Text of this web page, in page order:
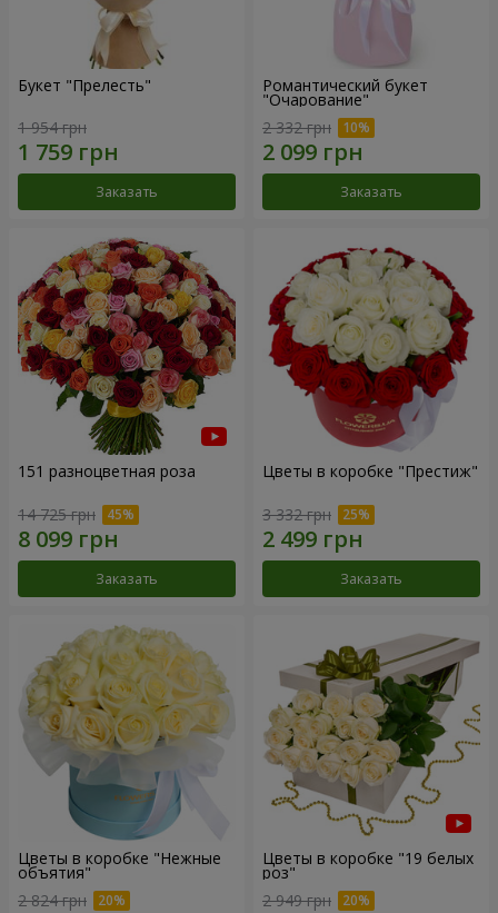
Букет "Прелесть"
1 954 грн
Заказать
Романтический букет
"Очарование"
2 332 грн
Заказать
151 разноцветная роза
14 725 грн
Заказать
Цветы в коробке "Престиж"
3 332 грн
Заказать
Цветы в коробке "Нежные
объятия"
2 824 грн
Цветы в коробке "19 белых
роз"
2 949 грн